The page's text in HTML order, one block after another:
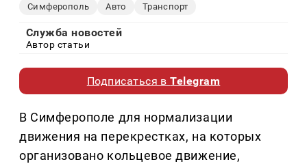
Симферополь Авто Транспорт
Служба новостей
Автор статьи
Подписаться вTelegram
В Симферополе для нормализации
движения на перекрестках, на которых
организовано кольцевое движение,